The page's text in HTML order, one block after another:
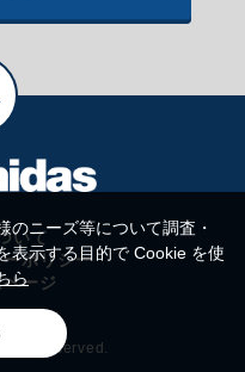
いて
ポリシー
ージ
reserved.
のニーズ等について調査・
表示する目的で Cookie を使
ら